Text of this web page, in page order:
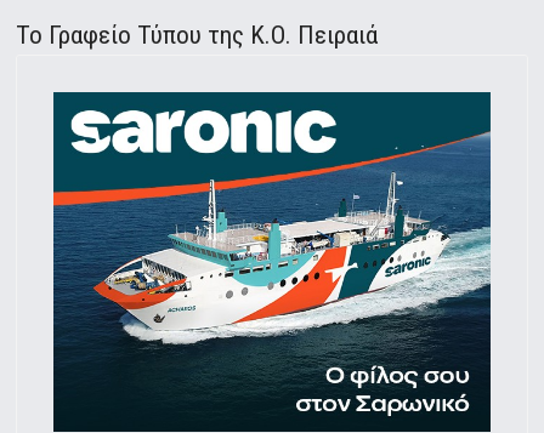
Το Γραφείο Τύπου της Κ.Ο. Πειραιά